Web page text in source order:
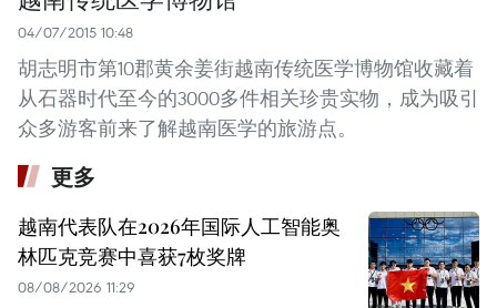
04/07/2015 10:48
胡志明市第10郡黄余姜街越南传统医学博物馆收藏着
从石器时代至今的3000多件相关珍贵实物，成为吸引
众多游客前来了解越南医学的旅游点。
更多
越南代表队在2026年国际人工智能奥
林匹克竞赛中喜获7枚奖牌
08/08/2026 11:29